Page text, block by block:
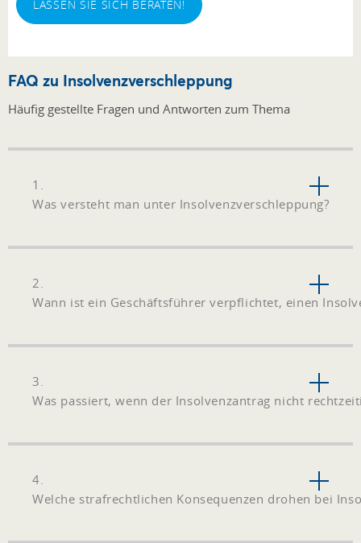
LASSEN SIE SICH BERATEN!
FAQ zu Insolvenzverschleppung
Häufig gestellte Fragen und Antworten zum Thema
1.
Was versteht man unter Insolvenzverschleppung?
2.
Wann ist ein Geschäftsführer verpflichtet, einen
3.
Was passiert, wenn der Insolvenzantrag nicht
4.
Welche strafrechtlichen Konsequenzen drohen bei